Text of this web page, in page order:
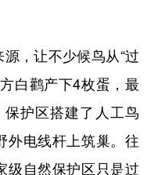
河北 山西
上海 江苏
福建 江西
，让不少候鸟从“过
白鹳产下4枚蛋，最
护区搭建了人工鸟
外电线杆上筑巢。往
级自然保护区只是过